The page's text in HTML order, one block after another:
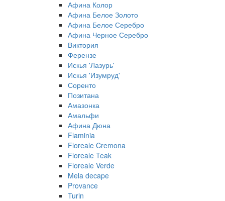
Афина Колор
Афина Белое Золото
Афина Белое Серебро
Афина Черное Серебро
Виктория
Ферензе
Искья 'Лазурь'
Искья 'Изумруд'
Соренто
Позитана
Амазонка
Амальфи
Афина Дюна
Flaminia
Floreale Cremona
Floreale Teak
Floreale Verde
Mela decape
Provance
Turin